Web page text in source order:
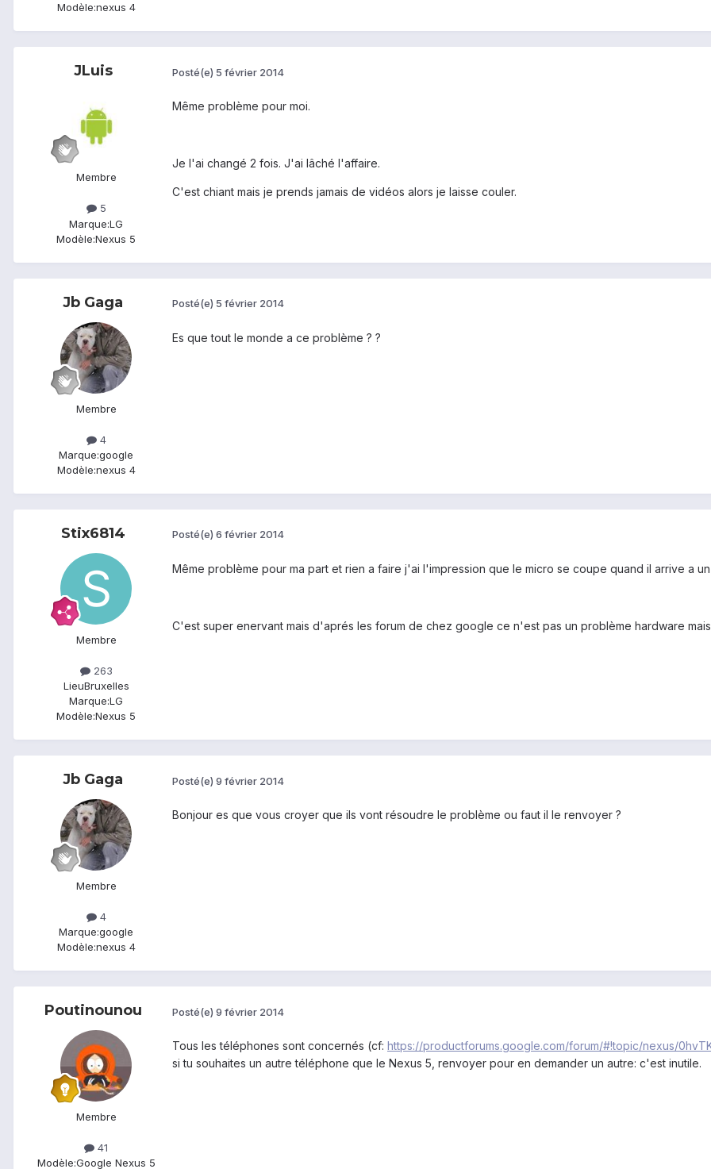
Modèle:nexus 4
JLuis
Membre
5
Marque:LG
Modèle:Nexus 5
Posté(e) 5 février 2014
Même problème pour moi.
Je l'ai changé 2 fois. J'ai lâché l'affaire.
C'est chiant mais je prends jamais de vidéos alors je laisse couler.
Jb Gaga
Membre
4
Marque:google
Modèle:nexus 4
Posté(e) 5 février 2014
Es que tout le monde a ce problème ? ?
Stix6814
Membre
263
LieuBruxelles
Marque:LG
Modèle:Nexus 5
Posté(e) 6 février 2014
Même problème pour ma part et rien a faire j'ai l'impression que le micro se coupe quand il arrive a
C'est super enervant mais d'aprés les forum de chez google ce n'est pas un problème hardware
Jb Gaga
Membre
4
Marque:google
Modèle:nexus 4
Posté(e) 9 février 2014
Bonjour es que vous croyer que ils vont résoudre le problème ou faut il le renvoyer ?
Poutinounou
Membre
41
Modèle:Google Nexus 5
Posté(e) 9 février 2014
Tous les téléphones sont concernés (cf: https://productforums.google.com/forum/#!topic/nexus/
si tu souhaites un autre téléphone que le Nexus 5, renvoyer pour en demander un autre: c'est inutile.